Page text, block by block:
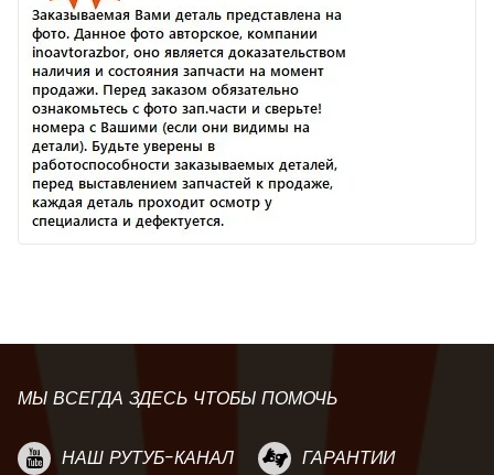
МЫ ВСЕГДА ЗДЕСЬ ЧТОБЫ ПОМОЧЬ
НАШ РУТУБ-КАНАЛ
ГАРАНТИИ